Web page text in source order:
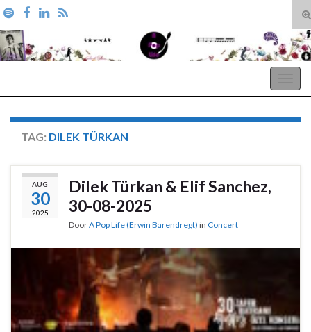
Search for:
TAG: DILEK TÜRKAN
AUG
30
2025
Dilek Türkan & Elif Sanchez,
30-08-2025
DoorA Pop Life (Erwin Barendregt) in Concert